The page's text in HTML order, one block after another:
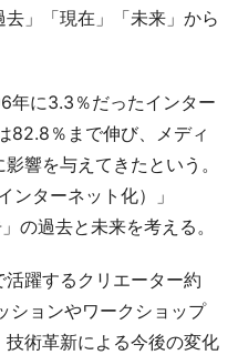
」「現在」「未来」から
年に3.3％だったインター
82.8％まで伸び、メディ
響を与えてきたという。
ンターネット化）」
の過去と未来を考える。
躍するクリエーター約
ションやワークショップ
術革新による今後の変化